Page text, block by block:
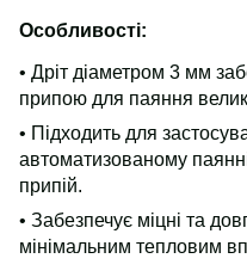
Особливості:
• Дріт діаметром 3 мм
припою для паяння
• Підходить для
автоматизованому
припій.
• Забезпечує міцні та
мінімальним тепловим